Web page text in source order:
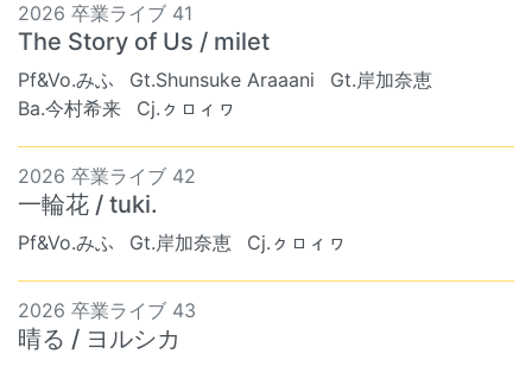
2026 卒業ライブ 41
The Story of Us / milet
Pf&Vo.みふ Gt.Shunsuke Araaani
Gt.岸加奈恵
Ba.今村希来
Cj.ㇰㇿィヮ
2026 卒業ライブ 42
一輪花 / tuki.
Pf&Vo.みふ Gt.岸加奈恵 Cj.ㇰㇿィヮ
2026 卒業ライブ 43
晴る / ヨルシカ